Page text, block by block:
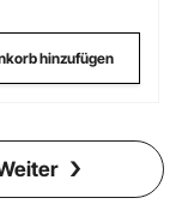
hinzufügen